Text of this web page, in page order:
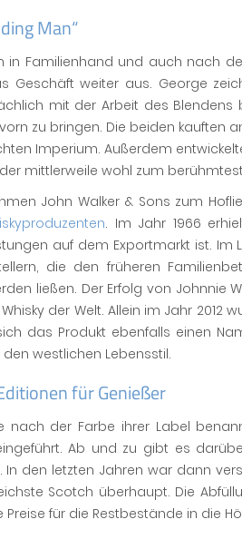
Man“
in Familienhand und auch nach
Geschäft weiter aus. George
mit der Arbeit des
zu bringen. Die beiden kauften
Imperium. Außerdem
der mittlerweile wohl zum
John Walker & Sons zum
. Im Jahr 1966
auf dem Exportmarkt ist.
die den früheren
ließen. Der Erfolg von Johnnie
der Welt. Allein im Jahr 2012
das Produkt ebenfalls einen
westlichen Lebensstil.
für Genießer
nach der Farbe ihrer Label
Ab und zu gibt es
In den letzten Jahren war dann
Scotch überhaupt. Die
für die Restbestände in die